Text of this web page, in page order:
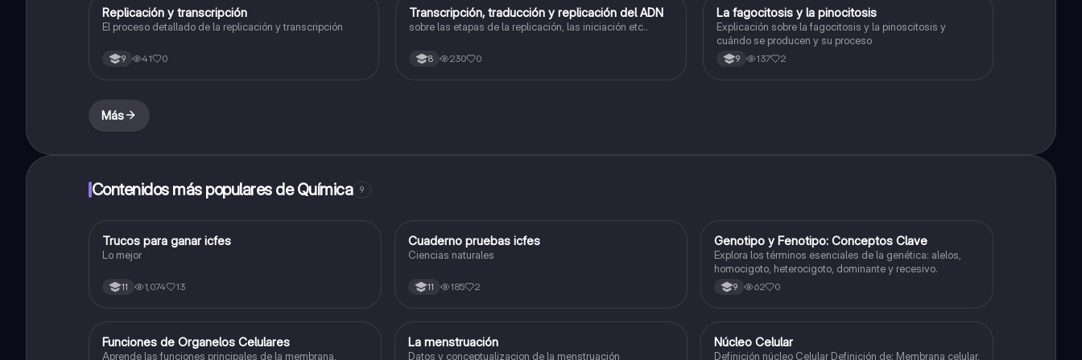
Biologia
Replicación y transcripción
El proceso detallado de la replicación y transcripción
9 41 0
Biologia
Transcripción, traducción y replicación del ADN
sobre las etapas de la replicación, las iniciación etc..
8 230 0
Biologia
La fagocitosis y la pinocitosis
Explicación sobre la fagocitosis y la pinoscitosis y
cuándo se producen y su proceso
9 137 2
Más
Contenidos más populares de Química 9
Química
Trucos para ganar icfes
Lo mejor
11 1,074 13
Biologia
Cuaderno pruebas icfes
Ciencias naturales
11 185 2
GBiologia
Genotipo y Fenotipo: Conceptos Clave
Explora los términos esenciales de la genética: alelos,
homocigoto, heterocigoto, dominante y recesivo.
9 62 0
FBiologia
Funciones de Organelos Celulares
Aprende las funciones principales de la membrana,
Biologia
La menstruación
Datos y conceptualizacion de la menstruación
Biologia
Núcleo Celular
Definición núcleo Celular Definición de: Membrana celular,